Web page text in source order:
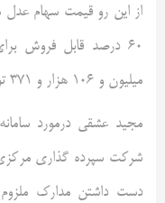
از این رو قیمت سهام
میلیون و ۱۰۶ هزار و ۳۷۱ تومان می باشد.
مجید عشقی درمورد
شرکت سپرده گذاری مرکزی
دست داشتن مدارک